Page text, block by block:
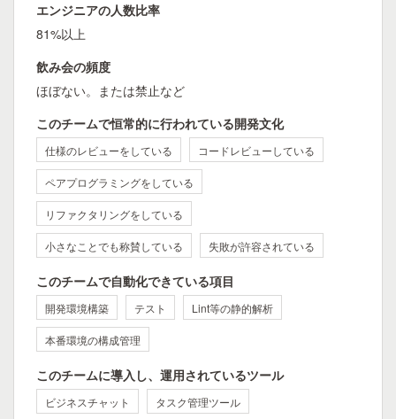
エンジニアの人数比率
81%以上
飲み会の頻度
ほぼない。または禁止など
このチームで恒常的に行われている開発文化
仕様のレビューをしている コードレビューしている
ペアプログラミングをしている
リファクタリングをしている
小さなことでも称賛している 失敗が許容されている
このチームで自動化できている項目
開発環境構築 テスト Lint等の静的解析
本番環境の構成管理
このチームに導入し、運用されているツール
ビジネスチャット タスク管理ツール